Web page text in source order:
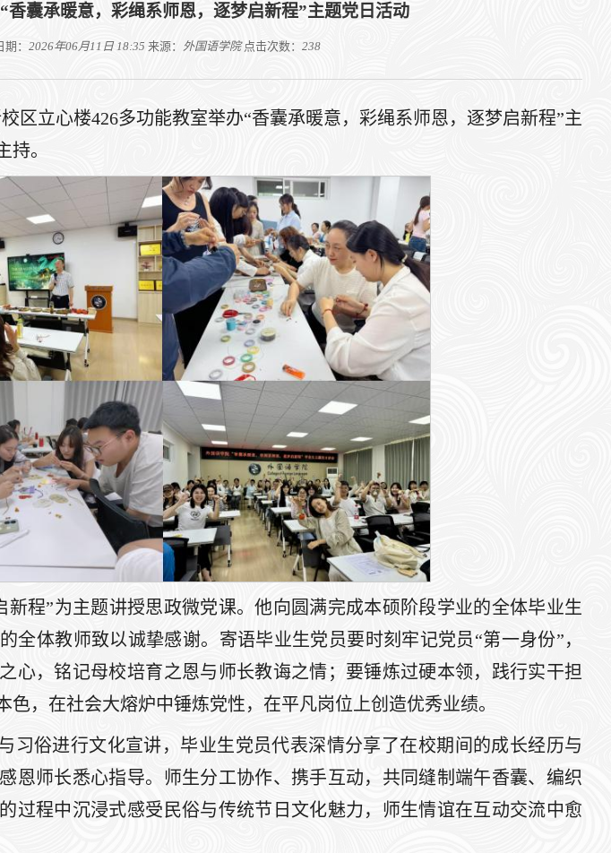
香囊承暖意，彩绳系师恩，逐梦启新程”主题党日活动
： 2026年06月11日 18:35 来源： 外国语学院 点击次数： 238
区立心楼426多功能教室举办“香囊承暖意，彩绳系师恩，逐梦启新程”主
。
新程”为主题讲授思政微党课。他向圆满完成本硕阶段学业的全体毕业生
全体教师致以诚挚感谢。寄语毕业生党员要时刻牢记党员“第一身份”，
心，铭记母校培育之恩与师长教诲之情；要锤炼过硬本领，践行实干担
，在社会大熔炉中锤炼党性，在平凡岗位上创造优秀业绩。
习俗进行文化宣讲，毕业生党员代表深情分享了在校期间的成长经历与
恩师长悉心指导。师生分工协作、携手互动，共同缝制端午香囊、编织
过程中沉浸式感受民俗与传统节日文化魅力，师生情谊在互动交流中愈